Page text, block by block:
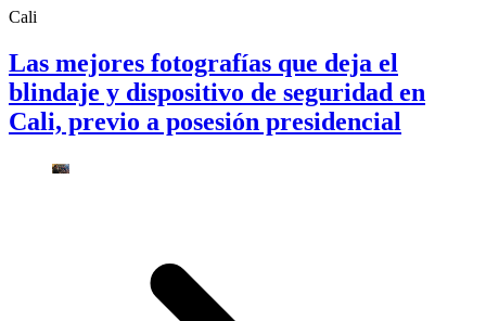
Cali
Las mejores fotografías que deja el
blindaje y dispositivo de seguridad en
Cali, previo a posesión presidencial